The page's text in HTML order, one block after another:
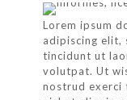
Lorem ipsum
adipiscing elit,
tincidunt ut
volutpat. Ut
nostrud exerci